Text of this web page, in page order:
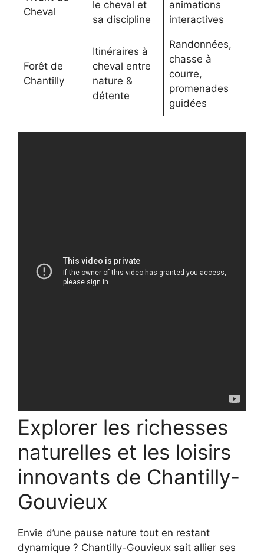
Cheval
le cheval et
sa discipline
animations
interactives
Forêt de
Chantilly
Itinéraires à
cheval entre
nature &
détente
Randonnées,
chasse à
courre,
promenades
guidées
Explorer les richesses
naturelles et les loisirs
innovants de Chantilly-
Gouvieux
Envie d’une pause nature tout en restant
dynamique ? Chantilly-Gouvieux sait allier ses